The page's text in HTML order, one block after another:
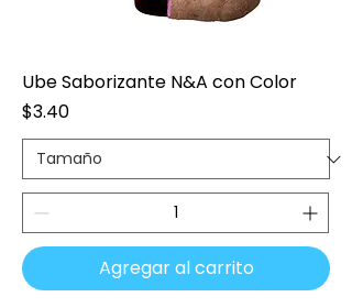
Ube Saborizante N&A con Color
Precio
$3.40
Agregar al carrito